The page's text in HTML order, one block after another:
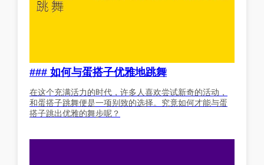
### 如何与蛋搭子优雅地跳舞
在这个充满活力的时代，许多人喜欢尝试新奇的活动，
和蛋搭子跳舞便是一项别致的选择。究竟如何才能与蛋
搭子跳出优雅的舞步呢？